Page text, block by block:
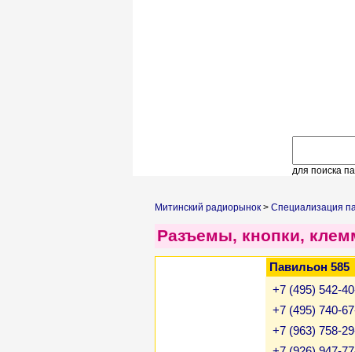
для поиска
Митинский радиорынок > Специализация
Разъемы, кнопки,
Павильон 585
+7 (495) 542-
+7 (495) 740-
+7 (963) 758-